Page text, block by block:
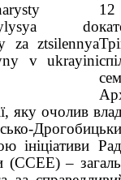
яку очолив
ініціативи
(CCEE) –